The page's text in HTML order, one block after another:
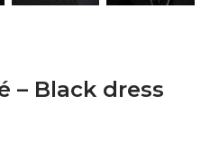
– Black dress